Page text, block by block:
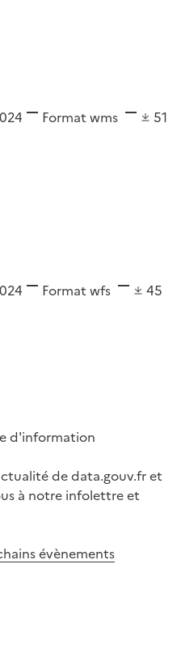
Format wms
51
Format wfs
45
d'information
de data.gouv.fr et
à notre infolettre et
évènements